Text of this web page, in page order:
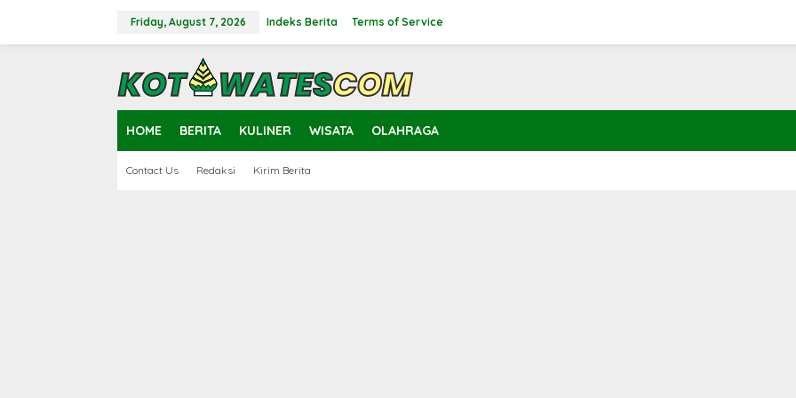
Friday, August 7, 2026 Indeks Berita Terms of Service
HOME BERITA KULINER WISATA OLAHRAGA
Contact Us Redaksi Kirim Berita